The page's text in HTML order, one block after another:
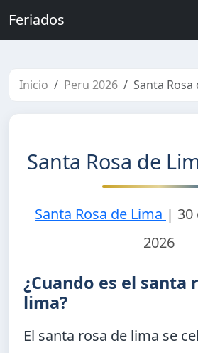
Feriados
Inicio Peru 2026 Santa Rosa
Santa Rosa de
Santa Rosa de Lima | 30
2026
¿Cuando es el santa
lima?
El santa rosa de lima se